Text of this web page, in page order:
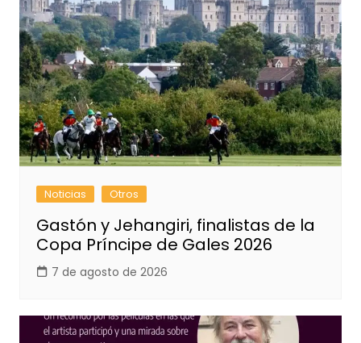
Noticias Otros
Gastón y Jehangiri, finalistas de la
Copa Príncipe de Gales 2026
7 de agosto de 2026